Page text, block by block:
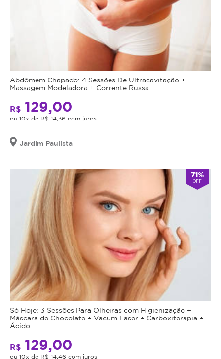
Abdômem Chapado: 4 Sessões De Ultracavitação +
Massagem Modeladora + Corrente Russa
R$ 129,00
ou 10x de R$ 14,36 com juros
Jardim Paulista
71%
OFF
Só Hoje: 3 Sessões Para Olheiras com Higienização +
Máscara de Chocolate + Vacum Laser + Carboxiterapia +
Ácido
R$ 129,00
ou 10x de R$ 14,46 com juros